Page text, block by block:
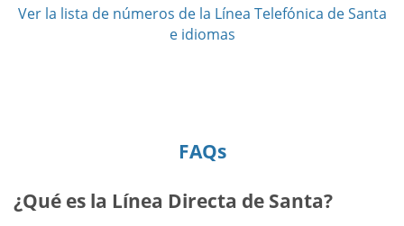
Ver la lista de números de la Línea Telefónica de Santa
e idiomas
FAQs
¿Qué es la Línea Directa de Santa?